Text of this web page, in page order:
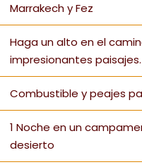
Marrakech y Fez
Haga un alto en el
impresionantes paisajes.
Combustible y peajes
1 Noche en un
desierto